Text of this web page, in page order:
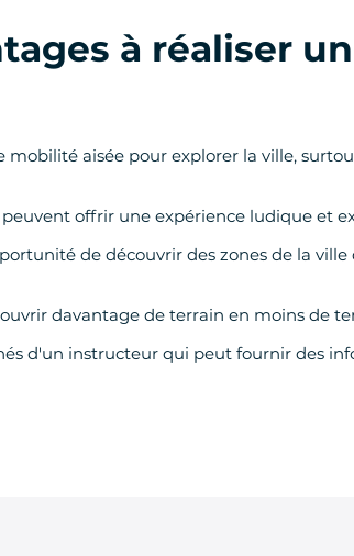
à réaliser un
aisée pour explorer la ville,
offrir une expérience ludique et
de découvrir des zones de la
davantage de terrain en moins de
d'un instructeur qui peut fournir des